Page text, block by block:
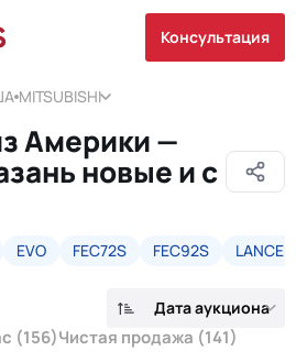
Консультация
MITSUBISHI
Америки —
новые и с
EVO FEC72S FEC92S LANCER
Дата аукциона
(156)Чистая продажа (141)